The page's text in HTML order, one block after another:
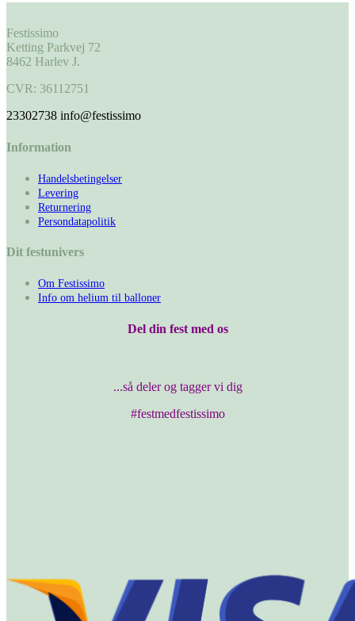
Festissimo
Ketting Parkvej 72
8462 Harlev J.
CVR: 36112751
23302738 info@festissimo
Information
Handelsbetingelser
Levering
Returnering
Persondatapolitik
Dit festunivers
Om Festissimo
Info om helium til balloner
Del din fest med os
...så deler og tagger vi dig
#festmedfestissimo